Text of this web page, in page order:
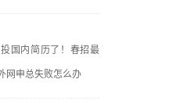
国内简历了！春招最
网申总失败怎么办